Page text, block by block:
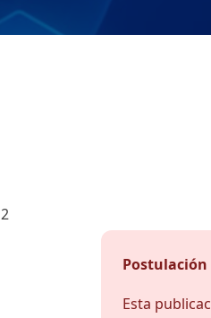
Postulación
Esta